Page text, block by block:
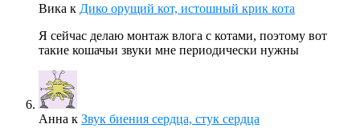
Вика к Дико орущий кот, истошный крик кота
Я сейчас делаю монтаж влога с котами, поэтому вот
такие кошачьи звуки мне периодически нужны
Анна к Звук биения сердца, стук сердца